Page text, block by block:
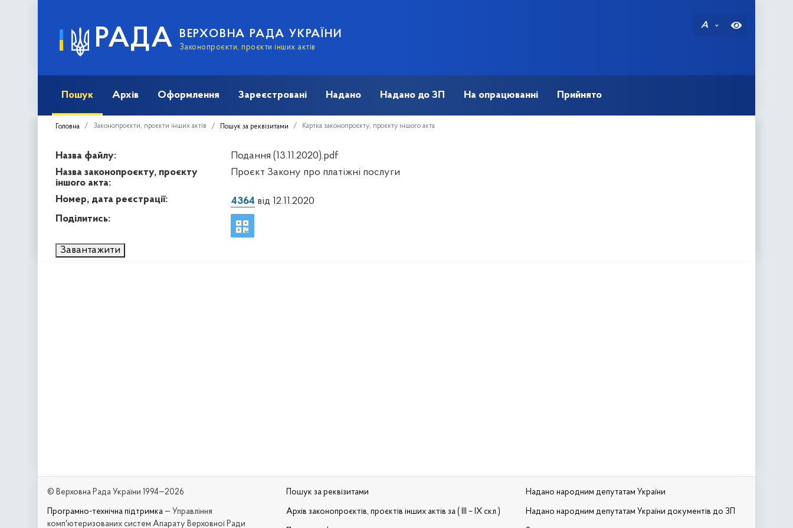
РАДА ВЕРХОВНА РАДА УКРАЇНИ
Законопроєкти, проєкти інших актів
A
Пошук Архів Оформлення Зареєстровані Надано Надано до ЗП На опрацюванні Прийнято
Головна Законопроєкти, проєкти інших актів Пошук за реквізитами Картка законопроєкту, проєкту іншого акта
Назва файлу:
Подання (13.11.2020).pdf
Назва законопроєкту, проєкту
іншого акта:
Проєкт Закону про платіжні послуги
Номер, дата реєстрації: 4364 від 12.11.2020
Поділитись:
Завантажити
© Верховна Рада України 1994—2026
Програмно-технічна підтримка — Управління
комп'ютеризованих систем Апарату Верховної Ради
Пошук за реквізитами
Архів законопроєктів, проєктів інших актів за ( III – IX скл.)
Надано народним депутатам України
Надано народним депутатам України документів до ЗП